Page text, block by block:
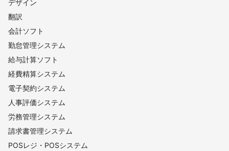
デザイン
翻訳
会計ソフト
勤怠管理システム
給与計算ソフト
経費精算システム
電子契約システム
人事評価システム
労務管理システム
請求書管理システム
POSレジ・POSシステム